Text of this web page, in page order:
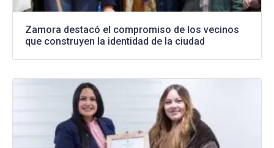
Zamora destacó el compromiso de los vecinos
que construyen la identidad de la ciudad